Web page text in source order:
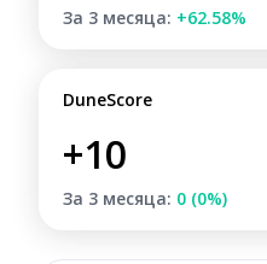
За 3 месяца: +62.58%
DuneScore
+10
За 3 месяца: 0 (0%)